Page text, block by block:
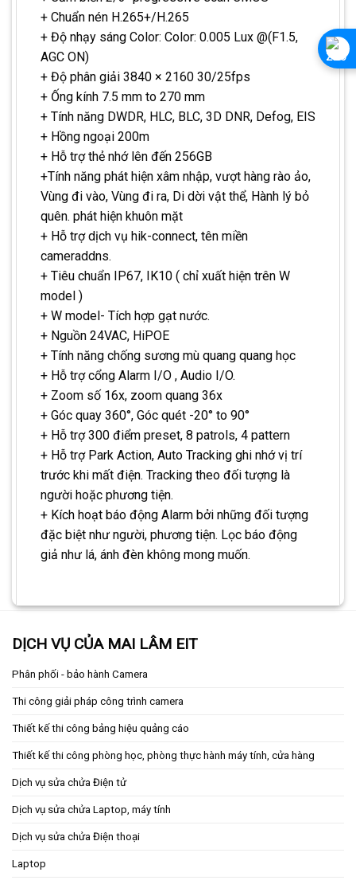
+ Chuẩn nén H.265+/H.265
+ Độ nhạy sáng Color: Color: 0.005 Lux @(F1.5,
AGC ON)
+ Độ phân giải 3840 × 2160 30/25fps
+ Ống kính 7.5 mm to 270 mm
+ Tính năng DWDR, HLC, BLC, 3D DNR, Defog, EIS
+ Hồng ngoại 200m
+ Hỗ trợ thẻ nhớ lên đến 256GB
+Tính năng phát hiện xâm nhập, vượt hàng rào ảo,
Vùng đi vào, Vùng đi ra, Di dời vật thể, Hành lý bỏ
quên. phát hiện khuôn mặt
+ Hỗ trợ dịch vụ hik-connect, tên miền
cameraddns.
+ Tiêu chuẩn IP67, IK10 ( chỉ xuất hiện trên W
model )
+ W model- Tích hợp gạt nước.
+ Nguồn 24VAC, HiPOE
+ Tính năng chống sương mù quang quang học
+ Hỗ trợ cổng Alarm I/O , Audio I/O.
+ Zoom số 16x, zoom quang 36x
+ Góc quay 360°, Góc quét -20° to 90°
+ Hỗ trợ 300 điểm preset, 8 patrols, 4 pattern
+ Hỗ trợ Park Action, Auto Tracking ghi nhớ vị trí
trước khi mất điện. Tracking theo đối tượng là
người hoặc phương tiện.
+ Kích hoạt báo động Alarm bởi những đối tượng
đặc biệt như người, phương tiện. Lọc báo động
giả như lá, ánh đèn không mong muốn.
DỊCH VỤ CỦA MAI LÂM EIT
Phân phối - bảo hành Camera
Thi công giải pháp công trình camera
Thiết kế thi công bảng hiệu quảng cáo
Thiết kế thi công phòng học, phòng thực hành máy tính, cửa hàng
Dịch vụ sửa chửa Điện tử
Dịch vụ sửa chửa Laptop, máy tính
Dịch vụ sửa chửa Điện thoại
Laptop